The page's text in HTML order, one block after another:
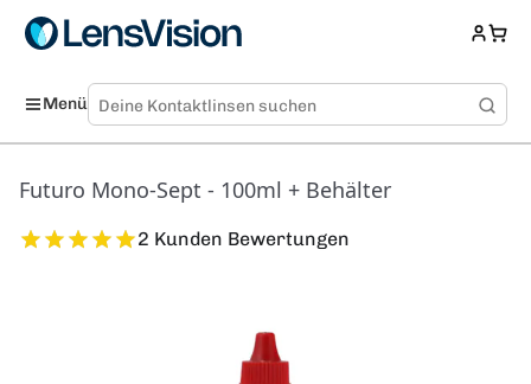
Menü
Futuro Mono-Sept - 100ml + Behälter
2 Kunden Bewertungen